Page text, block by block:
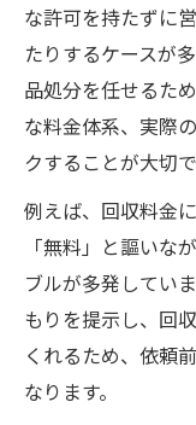
な許可を持たずに
たりするケースが
品処分を任せるた
な料金体系、実際
クすることが大切で
例えば、回収料金
「無料」と謳いな
ブルが多発してい
もりを提示し、回
くれるため、依頼
なります。